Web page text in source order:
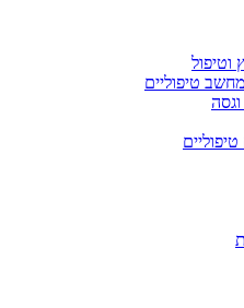
וטיפול
טיפוליים